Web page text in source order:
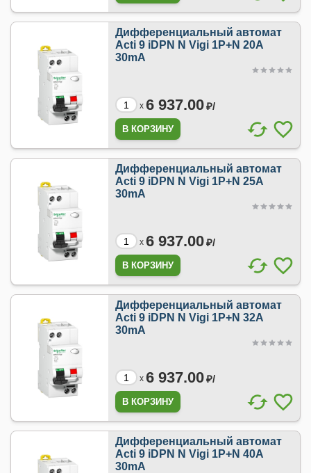
Дифференциальный автомат
Acti 9 iDPN N Vigi 1P+N 20A
30mA
x 6 937.00₽/
Дифференциальный автомат
Acti 9 iDPN N Vigi 1P+N 25A
30mA
x 6 937.00₽/
Дифференциальный автомат
Acti 9 iDPN N Vigi 1P+N 32A
30mA
x 6 937.00₽/
Дифференциальный автомат
Acti 9 iDPN N Vigi 1P+N 40A
30mA